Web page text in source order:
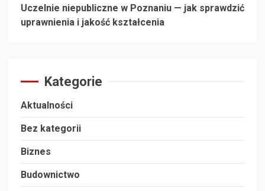
Uczelnie niepubliczne w Poznaniu — jak sprawdzić
uprawnienia i jakość kształcenia
Kategorie
Aktualności
Bez kategorii
Biznes
Budownictwo